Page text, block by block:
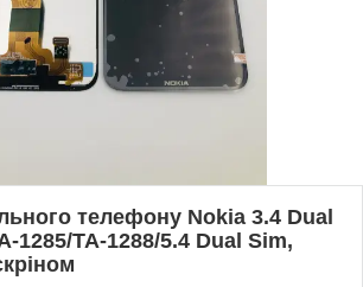
телефону Nokia 3.4 Dual
1285/TA-1288/5.4 Dual Sim,